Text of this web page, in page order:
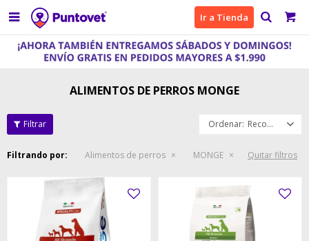
 Ir a Tienda
ALIMENTOS DE PERROS MONGE
Recomendados
Filtrando por: Alimentos de perros MONGE Quitar filtros